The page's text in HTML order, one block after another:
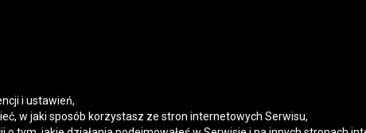
fotoradarów
cookies
i ustawień,
w jaki sposób korzystasz ze stron internetowych Serwisu,